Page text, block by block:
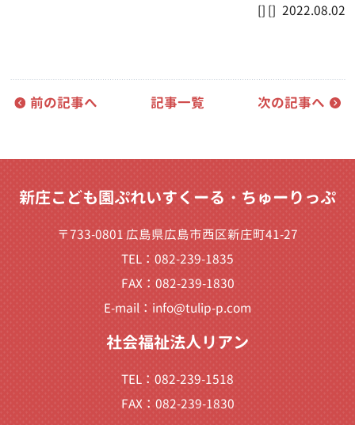
2022.08.02
前の記事へ 記事一覧 次の記事へ
新庄こども園ぷれいすくーる・ちゅーりっぷ
〒733-0801 広島県広島市西区新庄町41-27
TEL：082-239-1835
FAX：082-239-1830
E-mail： info@tulip-p.com
社会福祉法人リアン
TEL：082-239-1518
FAX：082-239-1830